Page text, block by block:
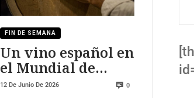
FIN DE SEMANA
Un vino español en
el Mundial de
Fútbol 2026
12 De Junio De 2026 0